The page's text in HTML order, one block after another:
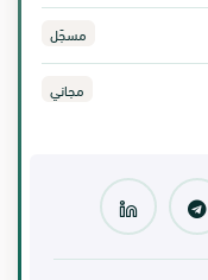
مسجّل
مجاني